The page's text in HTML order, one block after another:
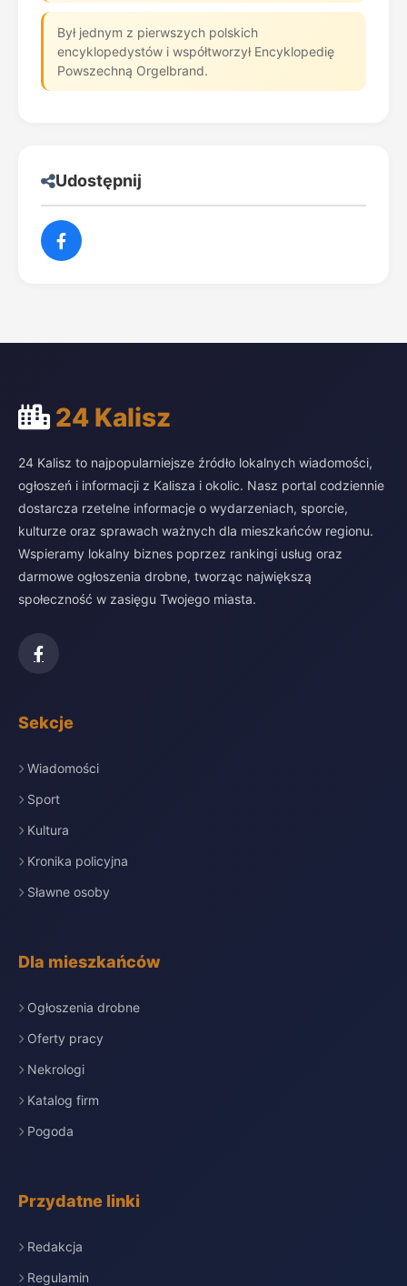
Był jednym z pierwszych polskich
encyklopedystów i współtworzył Encyklopedię
Powszechną Orgelbrand.
Udostępnij
24 Kalisz
24 Kalisz to najpopularniejsze źródło lokalnych wiadomości,
ogłoszeń i informacji z Kalisza i okolic. Nasz portal codziennie
dostarcza rzetelne informacje o wydarzeniach, sporcie,
kulturze oraz sprawach ważnych dla mieszkańców regionu.
Wspieramy lokalny biznes poprzez rankingi usług oraz
darmowe ogłoszenia drobne, tworząc największą
społeczność w zasięgu Twojego miasta.
Sekcje
Wiadomości
Sport
Kultura
Kronika policyjna
Sławne osoby
Dla mieszkańców
Ogłoszenia drobne
Oferty pracy
Nekrologi
Katalog firm
Pogoda
Przydatne linki
Redakcja
Regulamin